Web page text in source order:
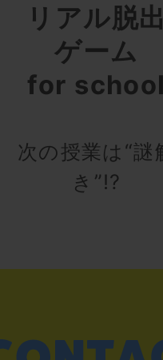
リアル脱
ゲーム
for
次の授業は“謎
き”!?